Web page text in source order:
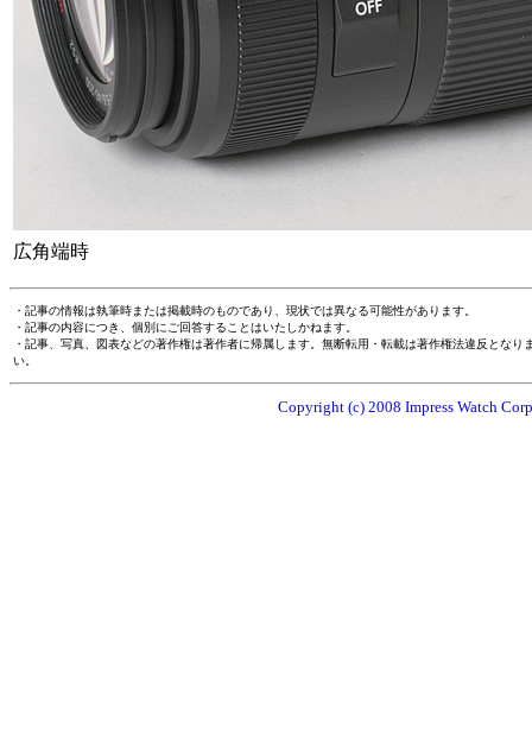
広角端時
・記事の情報は執筆時または掲載時のものであり、現状では異なる可能性があります。
・記事の内容につき、個別にご回答することはいたしかねます。
・記事、写真、図表などの著作権は著作者に帰属します。無断転用・転載は著作権法違反とな
い。
Copyright (c) 2008 Impress Watch